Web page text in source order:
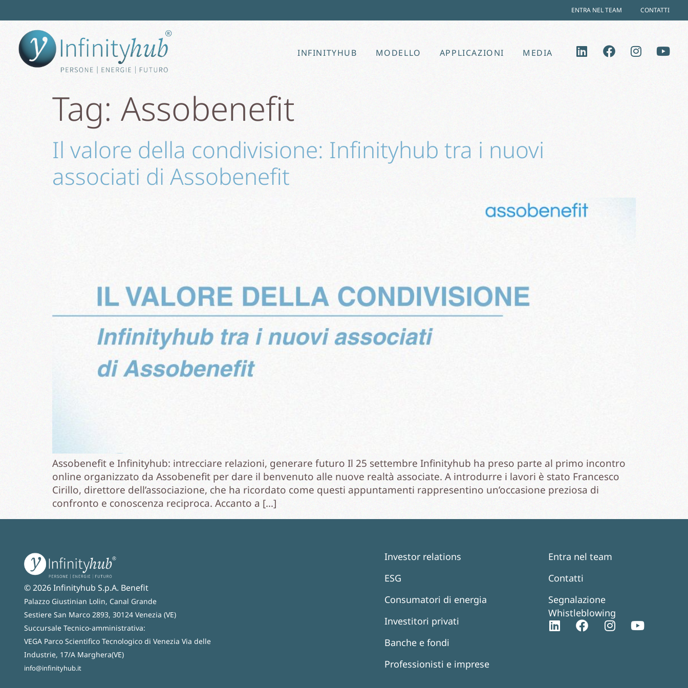
ENTRA NEL TEAM CONTATTI
INFINITYHUB MODELLO APPLICAZIONI MEDIA
Tag: Assobenefit
Il valore della condivisione: Infinityhub tra i nuovi
associati di Assobenefit
Assobenefit e Infinityhub: intrecciare relazioni, generare futuro Il 25 settembre Infinityhub ha preso parte al primo incontro
online organizzato da Assobenefit per dare il benvenuto alle nuove realtà associate. A introdurre i lavori è stato Francesco
Cirillo, direttore dell’associazione, che ha ricordato come questi appuntamenti rappresentino un’occasione preziosa di
confronto e conoscenza reciproca. Accanto a […]
© 2026 Infinityhub S.p.A. Benefit
Palazzo Giustinian Lolin, Canal Grande
Sestiere San Marco 2893, 30124 Venezia (VE)
Succursale Tecnico-amministrativa:
VEGA Parco Scientifico Tecnologico di Venezia Via delle
Industrie, 17/A Marghera(VE)
info@infinityhub.it
Investor relations
ESG
Consumatori di energia
Investitori privati
Banche e fondi
Professionisti e imprese
Entra nel team
Contatti
Segnalazione
Whistleblowing